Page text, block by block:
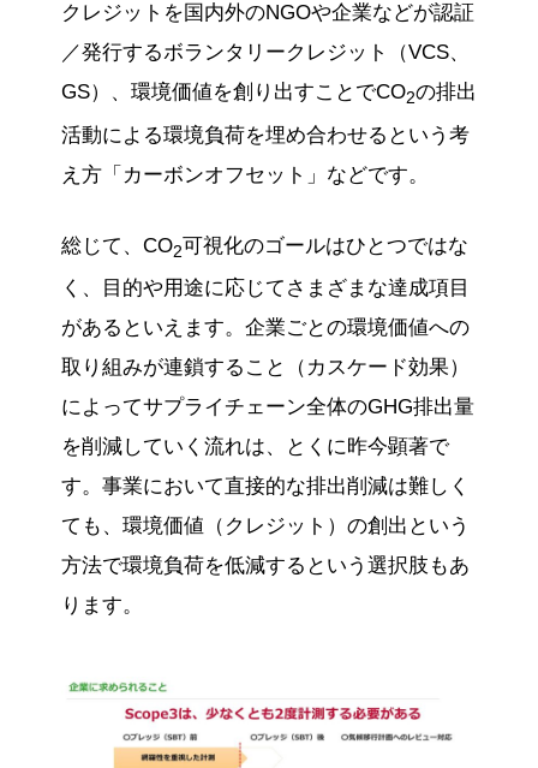
クレジットを国内外のNGOや企業などが認証
／発行するボランタリークレジット（VCS、
GS）、環境価値を創り出すことでCO2の排出
活動による環境負荷を埋め合わせるという考
え方「カーボンオフセット」などです。
総じて、CO2可視化のゴールはひとつではな
く、目的や用途に応じてさまざまな達成項目
があるといえます。企業ごとの環境価値への
取り組みが連鎖すること（カスケード効果）
によってサプライチェーン全体のGHG排出量
を削減していく流れは、とくに昨今顕著で
す。事業において直接的な排出削減は難しく
ても、環境価値（クレジット）の創出という
方法で環境負荷を低減するという選択肢もあ
ります。